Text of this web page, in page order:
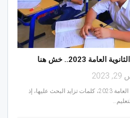
2023.. خش هنا
موعد توزيع أرقام جلوس الثانوية العامة 2023، كلمات تزايد البحث عليها، إذ